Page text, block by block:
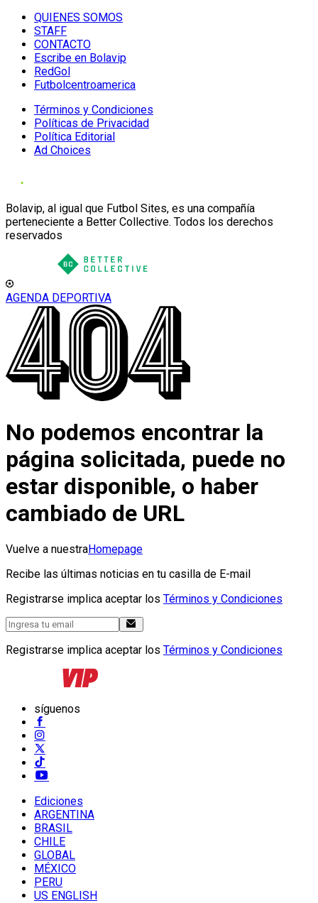
QUIENES SOMOS
STAFF
CONTACTO
Escribe en Bolavip
RedGol
Futbolcentroamerica
Términos y Condiciones
Políticas de Privacidad
Política Editorial
Ad Choices
Bolavip, al igual que Futbol Sites, es una compañía
perteneciente a Better Collective. Todos los derechos
reservados
AGENDA DEPORTIVA
No podemos encontrar la
página solicitada, puede no
estar disponible, o haber
cambiado de URL
Vuelve a nuestraHomepage
Recibe las últimas noticias en tu casilla de E-mail
Registrarse implica aceptar los Términos y Condiciones
Registrarse implica aceptar los Términos y Condiciones
síguenos
Ediciones
ARGENTINA
BRASIL
CHILE
GLOBAL
MÉXICO
PERU
US ENGLISH